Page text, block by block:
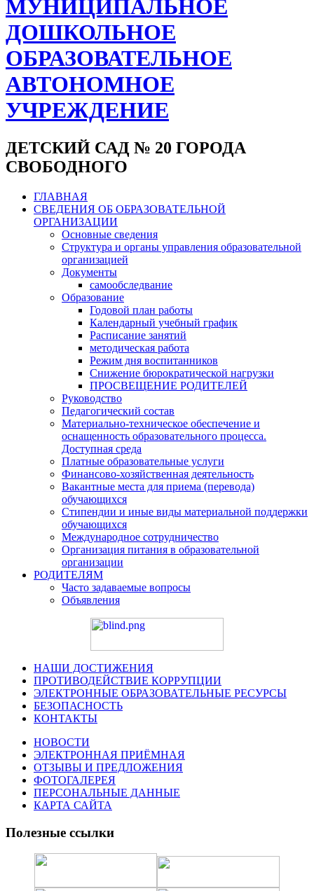
МУНИЦИПАЛЬНОЕ
ДОШКОЛЬНОЕ
ОБРАЗОВАТЕЛЬНОЕ
АВТОНОМНОЕ
УЧРЕЖДЕНИЕ
ДЕТСКИЙ САД № 20 ГОРОДА
СВОБОДНОГО
ГЛАВНАЯ
СВЕДЕНИЯ ОБ ОБРАЗОВАТЕЛЬНОЙ
ОРГАНИЗАЦИИ
Основные сведения
Структура и органы управления образовательной
организацией
Документы
самообследвание
Образование
Годовой план работы
Календарный учебный график
Расписание занятий
методическая работа
Режим дня воспитанников
Снижение бюрократической нагрузки
ПРОСВЕЩЕНИЕ РОДИТЕЛЕЙ
Руководство
Педагогический состав
Материально-техническое обеспечение и
оснащенность образовательного процесса.
Доступная среда
Платные образовательные услуги
Финансово-хозяйственная деятельность
Вакантные места для приема (перевода)
обучающихся
Стипендии и иные виды материальной поддержки
обучающихся
Международное сотрудничество
Организация питания в образовательной
организации
РОДИТЕЛЯМ
Часто задаваемые вопросы
Объявления
НАШИ ДОСТИЖЕНИЯ
ПРОТИВОДЕЙСТВИЕ КОРРУПЦИИ
ЭЛЕКТРОННЫЕ ОБРАЗОВАТЕЛЬНЫЕ РЕСУРСЫ
БЕЗОПАСНОСТЬ
КОНТАКТЫ
НОВОСТИ
ЭЛЕКТРОННАЯ ПРИЁМНАЯ
ОТЗЫВЫ И ПРЕДЛОЖЕНИЯ
ФОТОГАЛЕРЕЯ
ПЕРСОНАЛЬНЫЕ ДАННЫЕ
КАРТА САЙТА
Полезные ссылки